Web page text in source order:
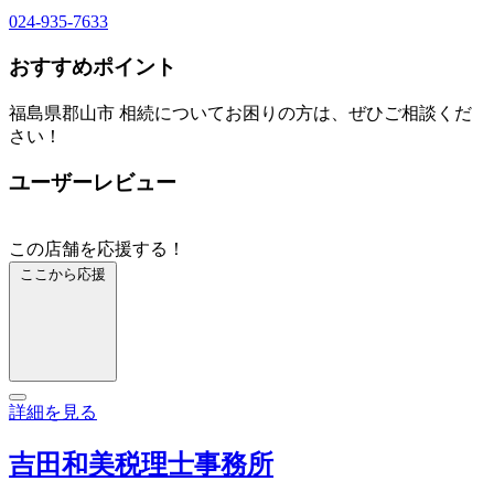
024-935-7633
おすすめポイント
福島県郡山市 相続についてお困りの方は、ぜひご相談くだ
さい！
ユーザーレビュー
この店舗を応援する！
ここから応援
詳細を見る
吉田和美税理士事務所